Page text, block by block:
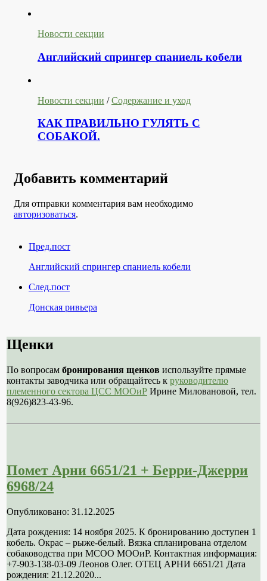
Новости секции
Английский спрингер спаниель кобели
Новости секции /Содержание и уход
КАК ПРАВИЛЬНО ГУЛЯТЬ С
СОБАКОЙ.
Добавить комментарий
Для отправки комментария вам необходимо
авторизоваться.
Пред.пост
Английский спрингер спаниель кобели
След.пост
Донская ривьера
Щенки
По вопросам бронирования щенков используйте прямые
контакты заводчика или обращайтесь к руководителю
племенного сектора ЦСС МООиР Ирине Миловановой, тел.
8(926)823-43-96.
Помет Арни 6651/21 + Берри-Джерри
6968/24
Опубликовано: 31.12.2025
Дата рождения: 14 ноября 2025. К бронированию доступен 1
кобель. Окрас – рыже-белый. Вязка спланирована отделом
собаководства при МСОО МООиР. Контактная информация:
+7-903-138-03-09 Леонов Олег. ОТЕЦ АРНИ 6651/21 Дата
рождения: 21.12.2020...